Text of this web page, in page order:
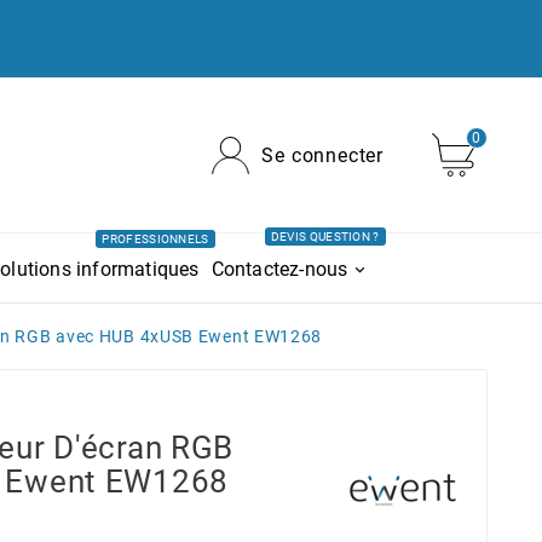
Se connecter
0
informatiques
PROFESSIONNELS
Contactez-nous
DEVIS QUESTION ?
avec HUB 4xUSB Ewent EW1268
D'écran RGB
EW1268